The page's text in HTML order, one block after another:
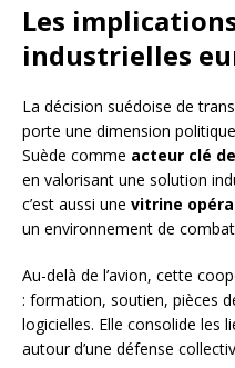
Les
industrielles
La décision suédoise de
porte une dimension
Suède comme acteur clé
en valorisant une solution
c’est aussi une vitrine
un environnement de
Au-delà de l’avion, cette
: formation, soutien, pièces
logicielles. Elle consolide les
autour d’une défense